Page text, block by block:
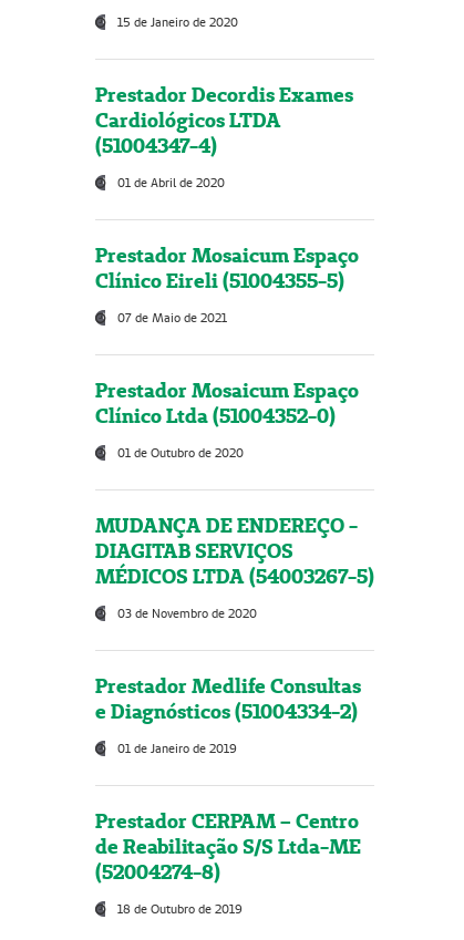
15 de Janeiro de 2020
Prestador Decordis Exames
Cardiológicos LTDA
(51004347-4)
01 de Abril de 2020
Prestador Mosaicum Espaço
Clínico Eireli (51004355-5)
07 de Maio de 2021
Prestador Mosaicum Espaço
Clínico Ltda (51004352-0)
01 de Outubro de 2020
MUDANÇA DE ENDEREÇO -
DIAGITAB SERVIÇOS
MÉDICOS LTDA (54003267-5)
03 de Novembro de 2020
Prestador Medlife Consultas
e Diagnósticos (51004334-2)
01 de Janeiro de 2019
Prestador CERPAM – Centro
de Reabilitação S/S Ltda-ME
(52004274-8)
18 de Outubro de 2019